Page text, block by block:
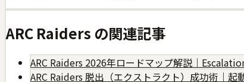
ARC Raiders の関連記事
ARC Raiders 2026年ロードマップ解説｜
ARC Raiders 脱出（エクストラクト）成功術｜起